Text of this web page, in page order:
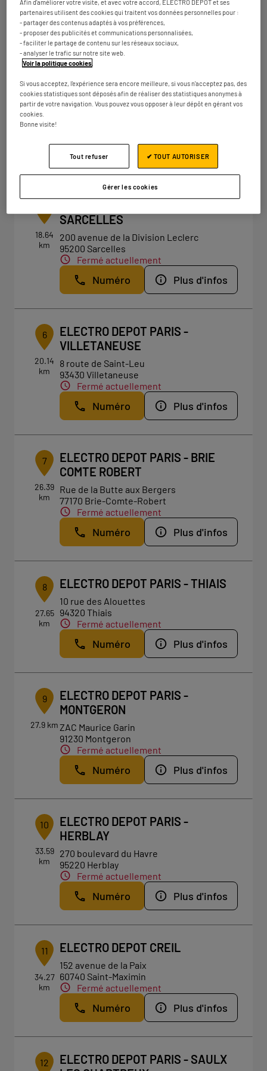
Fermé actuellement
Numéro Plus d'infos
4
17.07
km
ELECTRO DEPOT PARIS -
BAGNOLET
26 Avenue du Général de Gaulle
Numéro Plus d'infos
18.64
km
SARCELLES
200 avenue de la Division Leclerc
95200 Sarcelles
Fermé actuellement
Numéro Plus d'infos
6
20.14
km
ELECTRO DEPOT PARIS -
VILLETANEUSE
8 route de Saint-Leu
93430 Villetaneuse
Fermé actuellement
Numéro Plus d'infos
7
26.39
km
ELECTRO DEPOT PARIS - BRIE
COMTE ROBERT
Rue de la Butte aux Bergers
77170 Brie-Comte-Robert
Fermé actuellement
Numéro Plus d'infos
8
27.65
km
ELECTRO DEPOT PARIS - THIAIS
10 rue des Alouettes
94320 Thiais
Fermé actuellement
Numéro Plus d'infos
9
27.9 km
ELECTRO DEPOT PARIS -
MONTGERON
ZAC Maurice Garin
91230 Montgeron
Fermé actuellement
Numéro Plus d'infos
10
33.59
km
ELECTRO DEPOT PARIS -
HERBLAY
270 boulevard du Havre
95220 Herblay
Fermé actuellement
Numéro Plus d'infos
11
34.27
km
ELECTRO DEPOT CREIL
152 avenue de la Paix
60740 Saint-Maximin
Fermé actuellement
Numéro Plus d'infos
12
ELECTRO DEPOT PARIS - SAULX
Afin d'améliorer votre visite, et avec votre accord, ELECTRO DEPOT et ses
partenaires utilisent des cookies qui traitent vos données personnelles pour :
- partager des contenus adaptés à vos préférences,
- proposer des publicités et communications personnalisées,
- faciliter le partage de contenu sur les réseaux sociaux,
- analyser le trafic sur notre site web.
Voir la politique cookies
Si vous acceptez, l'expérience sera encore meilleure, si vous n'acceptez pas, des
cookies statistiques sont déposés afin de réaliser des statistiques anonymes à
partir de votre navigation. Vous pouvez vous opposer à leur dépôt en gérant vos
cookies.
Bonne visite!
Gérer les cookies
Tout refuser ✔ TOUT AUTORISER